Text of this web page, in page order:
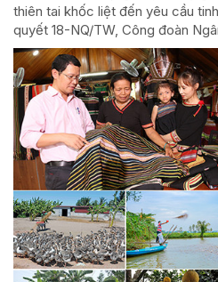
thiên tai khốc liệt đến yêu cầu
quyết 18-NQ/TW, Công đoàn